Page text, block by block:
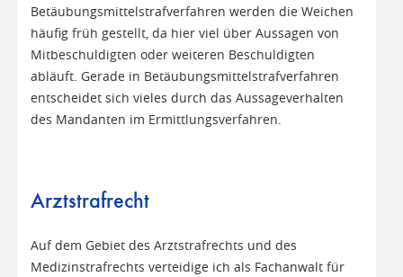
Betäubungsmittelstrafverfahren werden die Weichen
häufig früh gestellt, da hier viel über Aussagen von
Mitbeschuldigten oder weiteren Beschuldigten
abläuft. Gerade in Betäubungsmittelstrafverfahren
entscheidet sich vieles durch das Aussageverhalten
des Mandanten im Ermittlungsverfahren.
Arztstrafrecht
Auf dem Gebiet des Arztstrafrechts und des
Medizinstrafrechts verteidige ich als Fachanwalt für